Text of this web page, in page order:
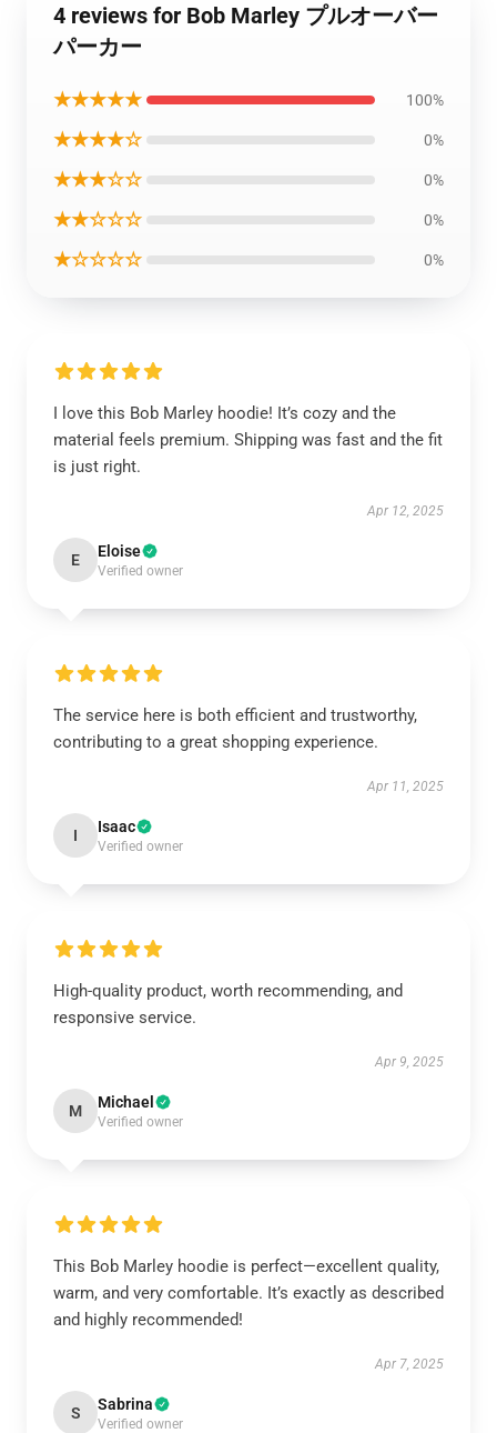
4 reviews for Bob Marley プルオーバー
パーカー
★★★★★ 100%
★★★★☆ 0%
★★★☆☆ 0%
★★☆☆☆ 0%
★☆☆☆☆ 0%
I love this Bob Marley hoodie! It’s cozy and the
material feels premium. Shipping was fast and the fit
is just right.
Apr 12, 2025
E Eloise
Verified owner
The service here is both efficient and trustworthy,
contributing to a great shopping experience.
Apr 11, 2025
I Isaac
Verified owner
High-quality product, worth recommending, and
responsive service.
Apr 9, 2025
M Michael
Verified owner
This Bob Marley hoodie is perfect—excellent quality,
warm, and very comfortable. It’s exactly as described
and highly recommended!
Apr 7, 2025
S Sabrina
Verified owner